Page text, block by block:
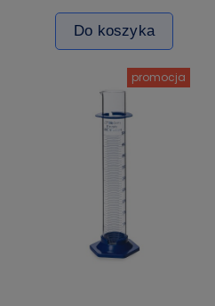
Do koszyka
promocja